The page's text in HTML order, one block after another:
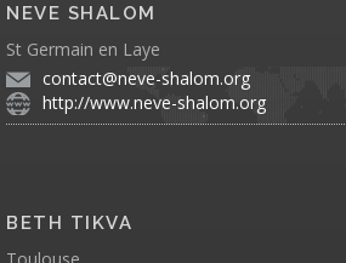
NEVE SHALOM
St Germain en Laye
contact@neve-shalom.org
http://www.neve-shalom.org
BETH TIKVA